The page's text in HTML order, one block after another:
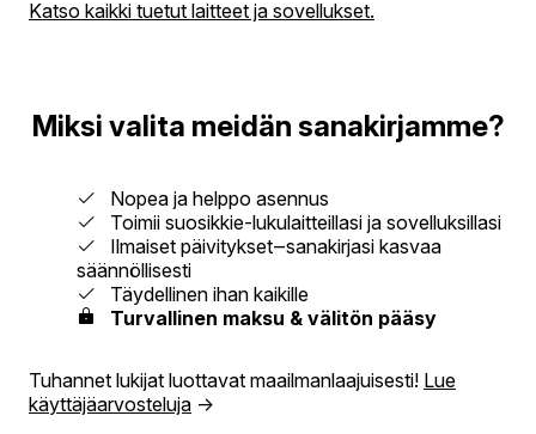
Katso kaikki tuetut laitteet ja sovellukset.
Miksi valita meidän sanakirjamme?
Nopea ja helppo asennus
Toimii suosikkie-lukulaitteillasi ja sovelluksillasi
Ilmaiset päivitykset‒sanakirjasi kasvaa
säännöllisesti
Täydellinen ihan kaikille
Turvallinen maksu & välitön pääsy
Tuhannet lukijat luottavat maailmanlaajuisesti! Lue
käyttäjäarvosteluja →